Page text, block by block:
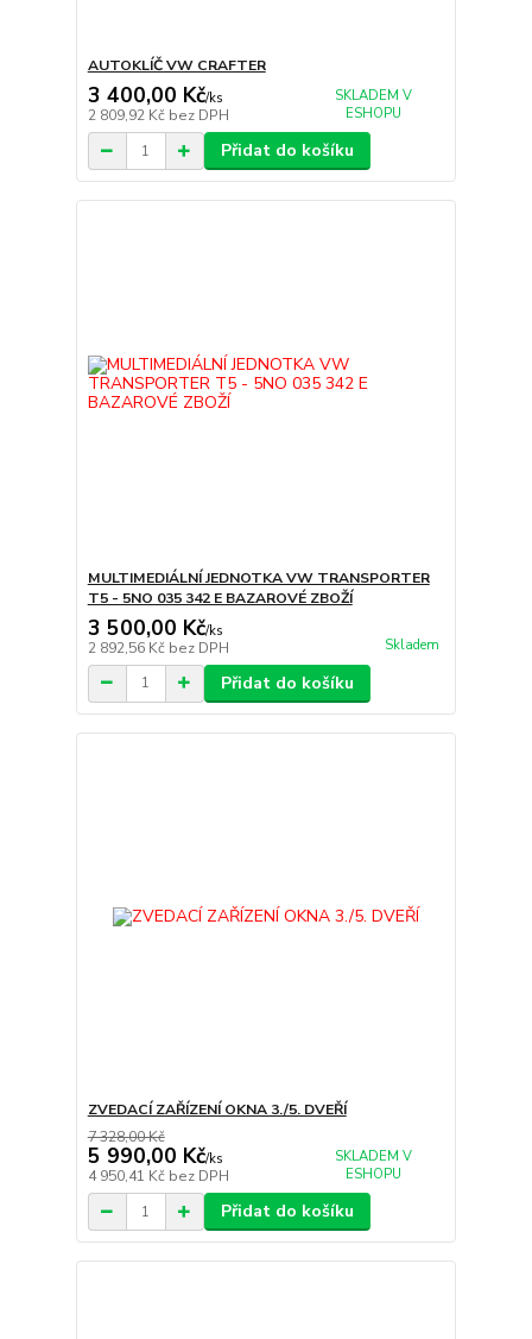
AUTOKLÍČ VW CRAFTER
3 400,00 Kč/ks
2 809,92 Kč bez DPH
SKLADEM V
ESHOPU
Přidat do košíku
MULTIMEDIÁLNÍ JEDNOTKA VW TRANSPORTER
T5 - 5NO 035 342 E BAZAROVÉ ZBOŽÍ
3 500,00 Kč/ks
2 892,56 Kč bez DPH Skladem
Přidat do košíku
ZVEDACÍ ZAŘÍZENÍ OKNA 3./5. DVEŘÍ
7 328,00 Kč
5 990,00 Kč/ks
4 950,41 Kč bez DPH
SKLADEM V
ESHOPU
Přidat do košíku